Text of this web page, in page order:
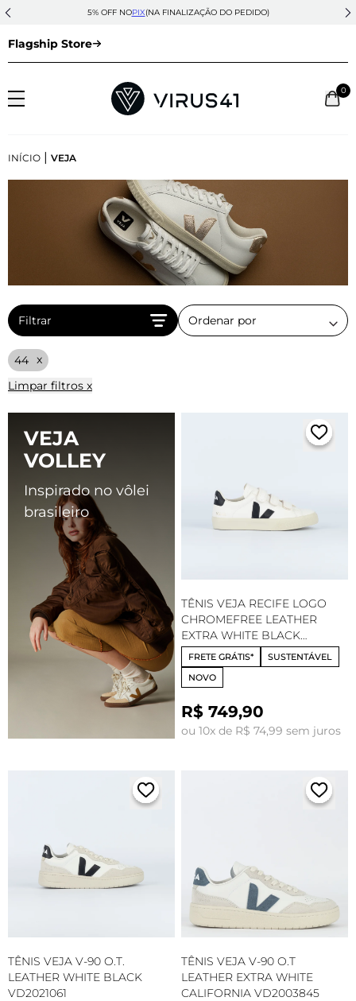
5% OFF NOPIX(NA FINALIZAÇÃO DO PEDIDO)
Flagship Store
0
INÍCIO | VEJA
Filtrar
44
Limpar filtros x
VEJA
VOLLEY
Inspirado no vôlei
brasileiro
TÊNIS VEJA RECIFE LOGO
CHROMEFREE LEATHER
EXTRA WHITE BLACK
RC0502790
FRETE GRÁTIS*
SUSTENTÁVEL
NOVO
R$ 749,90
ou 10x de R$ 74,99 sem juros
TÊNIS VEJA V-90 O.T.
LEATHER WHITE BLACK
VD2021061
TÊNIS VEJA V-90 O.T
LEATHER EXTRA WHITE
CALIFORNIA VD2003845